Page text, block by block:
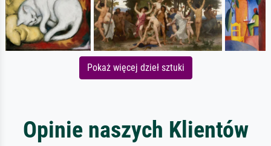
Pokaż więcej dzieł sztuki
Opinie naszych Klientów